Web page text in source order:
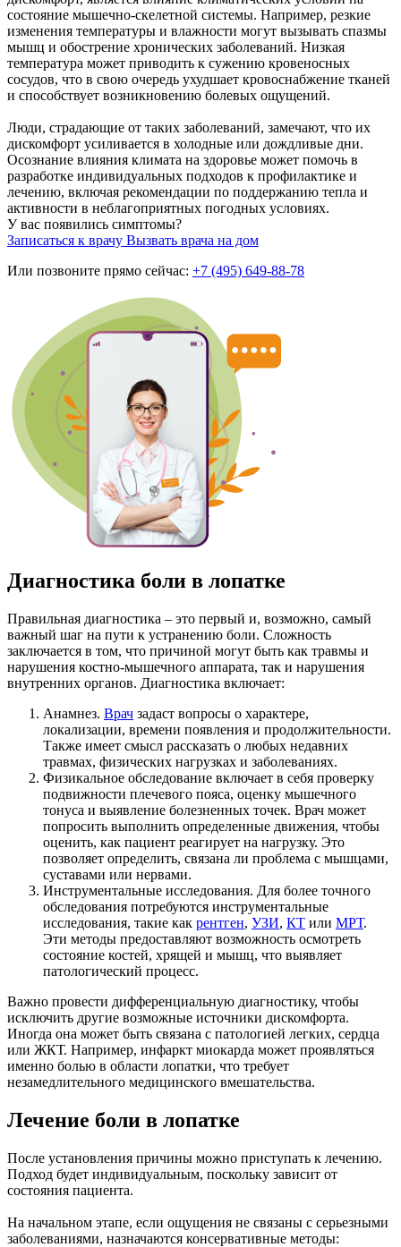
состояние мышечно-скелетной системы. Например, резкие
изменения температуры и влажности могут вызывать спазмы
мышц и обострение хронических заболеваний. Низкая
температура может приводить к сужению кровеносных
сосудов, что в свою очередь ухудшает кровоснабжение тканей
и способствует возникновению болевых ощущений.
Люди, страдающие от таких заболеваний, замечают, что их
дискомфорт усиливается в холодные или дождливые дни.
Осознание влияния климата на здоровье может помочь в
разработке индивидуальных подходов к профилактике и
лечению, включая рекомендации по поддержанию тепла и
активности в неблагоприятных погодных условиях.
У вас появились симптомы?
Записаться к врачу Вызвать врача на дом
Или позвоните прямо сейчас: +7 (495) 649-88-78
Диагностика боли в лопатке
Правильная диагностика – это первый и, возможно, самый
важный шаг на пути к устранению боли. Сложность
заключается в том, что причиной могут быть как травмы и
нарушения костно-мышечного аппарата, так и нарушения
внутренних органов. Диагностика включает:
Анамнез. Врач задаст вопросы о характере,
локализации, времени появления и продолжительности.
Также имеет смысл рассказать о любых недавних
травмах, физических нагрузках и заболеваниях.
Физикальное обследование включает в себя проверку
подвижности плечевого пояса, оценку мышечного
тонуса и выявление болезненных точек. Врач может
попросить выполнить определенные движения, чтобы
оценить, как пациент реагирует на нагрузку. Это
позволяет определить, связана ли проблема с мышцами,
суставами или нервами.
Инструментальные исследования. Для более точного
обследования потребуются инструментальные
исследования, такие как рентген, УЗИ, КТ или МРТ.
Эти методы предоставляют возможность осмотреть
состояние костей, хрящей и мышц, что выявляет
патологический процесс.
Важно провести дифференциальную диагностику, чтобы
исключить другие возможные источники дискомфорта.
Иногда она может быть связана с патологией легких, сердца
или ЖКТ. Например, инфаркт миокарда может проявляться
именно болью в области лопатки, что требует
незамедлительного медицинского вмешательства.
Лечение боли в лопатке
После установления причины можно приступать к лечению.
Подход будет индивидуальным, поскольку зависит от
состояния пациента.
На начальном этапе, если ощущения не связаны с серьезными
заболеваниями, назначаются консервативные методы: